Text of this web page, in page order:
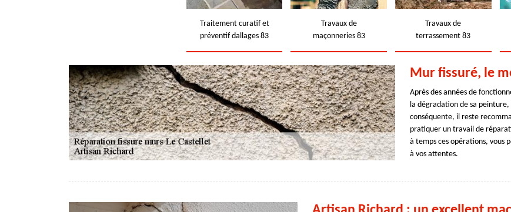
Traitement curatif et
préventif dallages 83
Travaux de
maçonneries 83
Travaux de
terrassement 83
Mur fissuré, le
Après des années de
la dégradation de sa
conséquente, il reste
pratiquer un travail de
à temps ces opérations, vous
à vos attentes.